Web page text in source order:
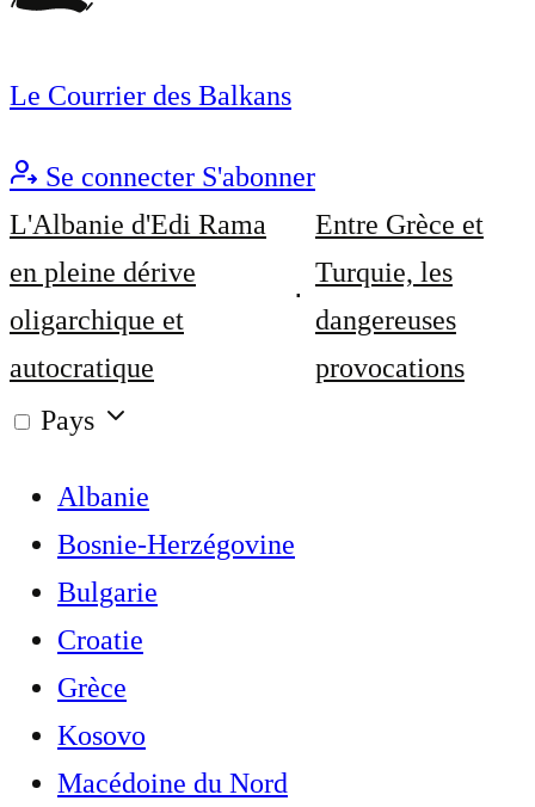
Le Courrier des Balkans
Se connecter S'abonner
L'Albanie d'Edi Rama
en pleine dérive
oligarchique et
autocratique
Entre Grèce et
Turquie, les
dangereuses
provocations
Pays
Albanie
Bosnie-Herzégovine
Bulgarie
Croatie
Grèce
Kosovo
Macédoine du Nord